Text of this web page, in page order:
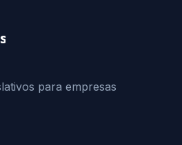
para empresas